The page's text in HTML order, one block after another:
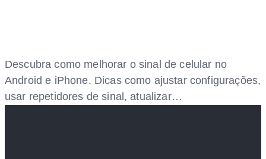
Descubra como melhorar o sinal de celular no
Android e iPhone. Dicas como ajustar configurações,
usar repetidores de sinal, atualizar…